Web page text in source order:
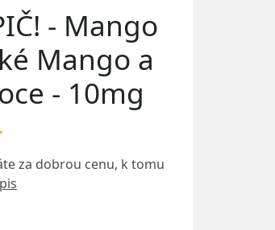
- Mango
Mango a
- 10mg
za dobrou cenu, k tomu